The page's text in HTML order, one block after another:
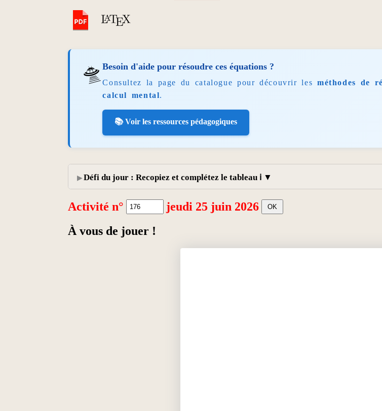
🛸Besoin d'aide pour résoudre ces équations ?
Consultez la page du catalogue pour découvrir les méthodes de
calcul mental.
📚 Voir les ressources pédagogiques
Défi du jour : Recopiez et complétez le tableau ℹ️
Activité n°
jeudi 25 juin 2026
À vous de jouer !